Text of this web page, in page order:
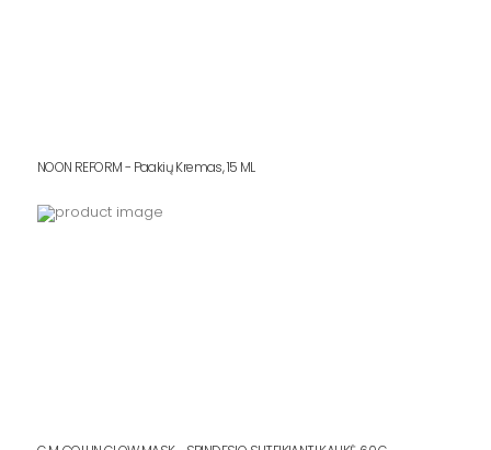
NOON REFORM - Paakių Kremas, 15 ML